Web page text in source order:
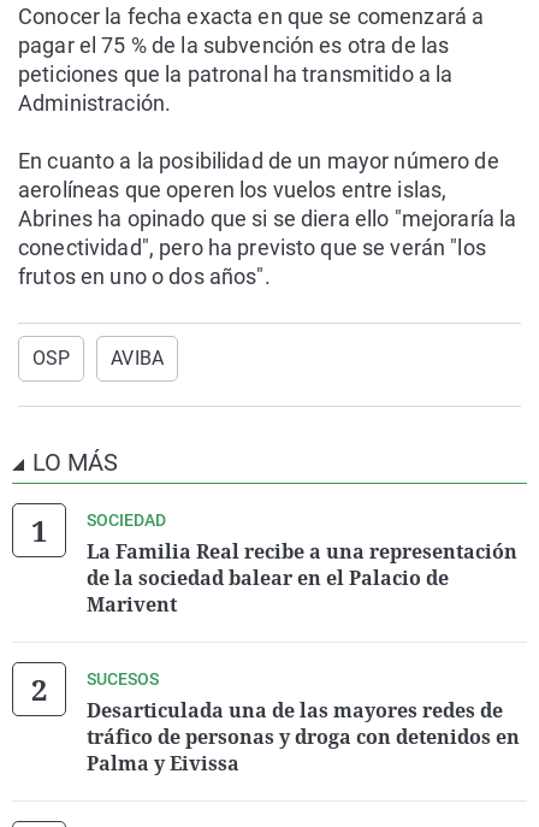
Conocer la fecha exacta en que se comenzará a
pagar el 75 % de la subvención es otra de las
peticiones que la patronal ha transmitido a la
Administración.
En cuanto a la posibilidad de un mayor número de
aerolíneas que operen los vuelos entre islas,
Abrines ha opinado que si se diera ello "mejoraría la
conectividad", pero ha previsto que se verán "los
frutos en uno o dos años".
OSP AVIBA
LO MÁS
SOCIEDAD
La Familia Real recibe a una representación
de la sociedad balear en el Palacio de
Marivent
SUCESOS
Desarticulada una de las mayores redes de
tráfico de personas y droga con detenidos en
Palma y Eivissa